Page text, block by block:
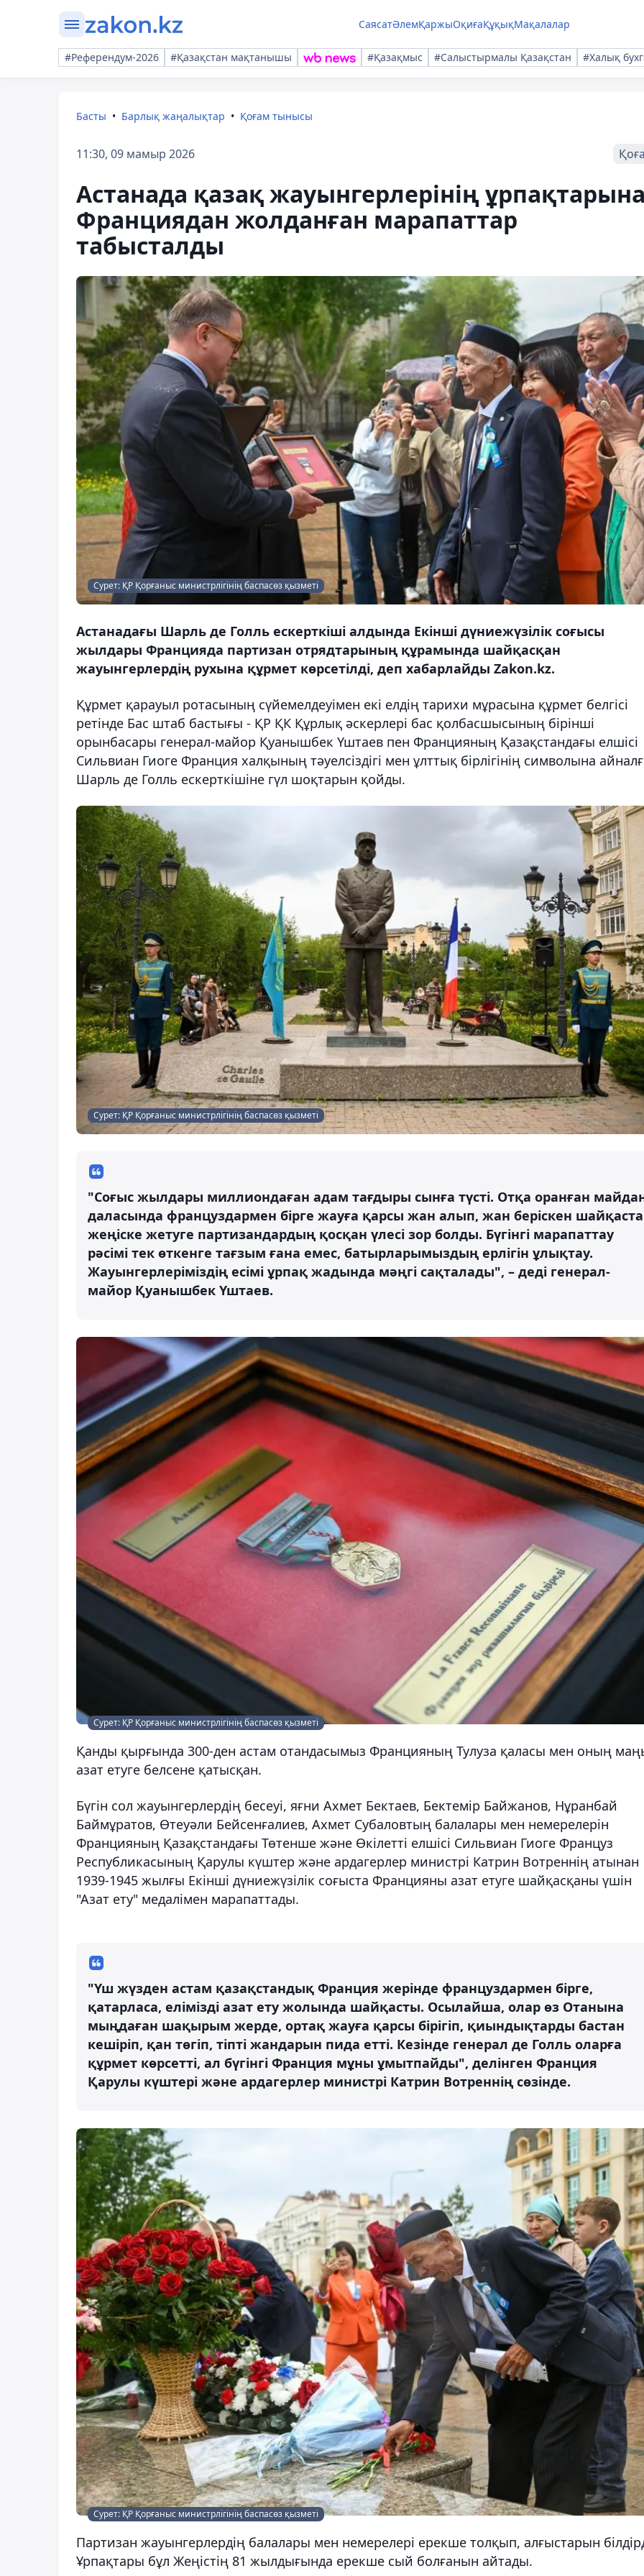
СаясатӘлемҚаржыОқиғаҚұқықМақалалар
#Референдум-2026 #Қазақстан мақтанышы #Қазақмыс #Салыстырмалы Қазақстан #Халық
Басты Барлық жаңалықтар Қоғам тынысы
11:30, 09 мамыр 2026
Астанада қазақ жауынгерлерінің
Франциядан жолданған марапаттар
табысталды
Сурет: ҚР Қорғаныс министрлігінің баспасөз қызметі
Астанадағы Шарль де Голль ескерткіші алдында Екінші дүниежүзілік соғысы
жылдары Францияда партизан отрядтарының құрамында шайқасқан
жауынгерлердің рухына құрмет көрсетілді, деп хабарлайды Zakon.kz.
Құрмет қарауыл ротасының сүйемелдеуімен екі елдің тарихи мұрасына құрмет белгісі
ретінде Бас штаб бастығы - ҚР ҚК Құрлық әскерлері бас қолбасшысының бірінші
орынбасары генерал-майор Қуанышбек Үштаев пен Францияның Қазақстандағы елшісі
Сильвиан Гиоге Франция халқының тәуелсіздігі мен ұлттық бірлігінің символына
Шарль де Голль ескерткішіне гүл шоқтарын қойды.
Сурет: ҚР Қорғаныс министрлігінің баспасөз қызметі
"Соғыс жылдары миллиондаған адам тағдыры сынға түсті. Отқа оранған
даласында француздармен бірге жауға қарсы жан алып, жан беріскен шайқаста
жеңіске жетуге партизандардың қосқан үлесі зор болды. Бүгінгі марапаттау
рәсімі тек өткенге тағзым ғана емес, батырларымыздың ерлігін ұлықтау.
Жауынгерлеріміздің есімі ұрпақ жадында мәңгі сақталады", – деді генерал-
майор Қуанышбек Үштаев.
Сурет: ҚР Қорғаныс министрлігінің баспасөз қызметі
Қанды қырғында 300-ден астам отандасымыз Францияның Тулуза қаласы мен оның
азат етуге белсене қатысқан.
Бүгін сол жауынгерлердің бесеуі, яғни Ахмет Бектаев, Бектемір Байжанов, Нұранбай
Баймұратов, Өтеуәли Бейсенғалиев, Ахмет Субаловтың балалары мен немерелерін
Францияның Қазақстандағы Төтенше және Өкілетті елшісі Сильвиан Гиоге Француз
Республикасының Қарулы күштер және ардагерлер министрі Катрин Вотреннің атынан
1939-1945 жылғы Екінші дүниежүзілік соғыста Францияны азат етуге шайқасқаны үшін
"Азат ету" медалімен марапаттады.
"Үш жүзден астам қазақстандық Франция жерінде француздармен бірге,
қатарласа, елімізді азат ету жолында шайқасты. Осылайша, олар өз Отанына
мыңдаған шақырым жерде, ортақ жауға қарсы бірігіп, қиындықтарды бастан
кешіріп, қан төгіп, тіпті жандарын пида етті. Кезінде генерал де Голль оларға
құрмет көрсетті, ал бүгінгі Франция мұны ұмытпайды", делінген Франция
Қарулы күштері және ардагерлер министрі Катрин Вотреннің сөзінде.
Сурет: ҚР Қорғаныс министрлігінің баспасөз қызметі
Партизан жауынгерлердің балалары мен немерелері ерекше толқып, алғыстарын
Ұрпақтары бұл Жеңістің 81 жылдығында ерекше сый болғанын айтады.